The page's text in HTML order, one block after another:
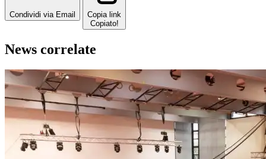
Condividi via Email
Copia link
Copiato!
News correlate